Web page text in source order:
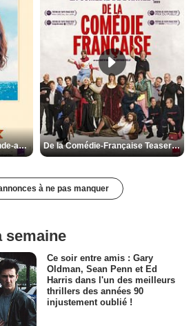
Les Matins merveilleux Bande-annonce VF De la Comédie-Française Teaser VF
à ne pas manquer
semaine
Ce soir entre amis : Gary
Oldman, Sean Penn et Ed
Harris dans l'un des meilleurs
thrillers des années 90
injustement oublié !